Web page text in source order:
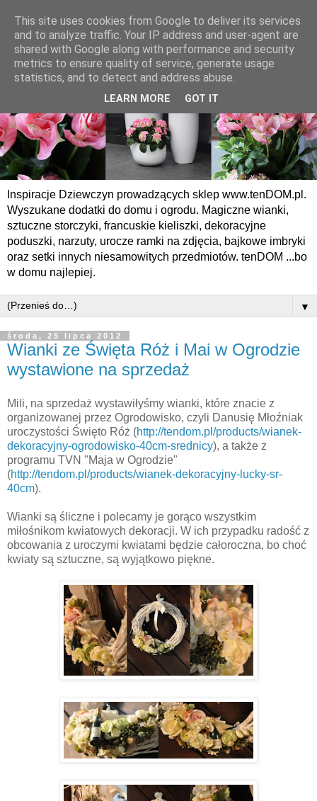
Inspiracje Dziewczyn prowadzących sklep www.tenDOM.pl.
Wyszukane dodatki do domu i ogrodu. Magiczne wianki,
sztuczne storczyki, francuskie kieliszki, dekoracyjne
poduszki, narzuty, urocze ramki na zdjęcia, bajkowe imbryki
oraz setki innych niesamowitych przedmiotów. tenDOM ...bo
w domu najlepiej.
▼
środa, 25 lipca 2012
Wianki ze Święta Róż i Mai w Ogrodzie
wystawione na sprzedaż
Mili, na sprzedaż wystawiłyśmy wianki, które znacie z
organizowanej przez Ogrodowisko, czyli Danusię Młoźniak
uroczystości Święto Róż (http://tendom.pl/products/wianek-
dekoracyjny-ogrodowisko-40cm-srednicy), a także z
programu TVN "Maja w Ogrodzie"
(http://tendom.pl/products/wianek-dekoracyjny-lucky-sr-
40cm).
Wianki są śliczne i polecamy je gorąco wszystkim
miłośnikom kwiatowych dekoracji. W ich przypadku radość z
obcowania z uroczymi kwiatami będzie całoroczna, bo choć
kwiaty są sztuczne, są wyjątkowo piękne.
This site uses cookies from Google to deliver its services
and to analyze traffic. Your IP address and user-agent are
shared with Google along with performance and security
metrics to ensure quality of service, generate usage
statistics, and to detect and address abuse.
LEARN MORE GOT IT